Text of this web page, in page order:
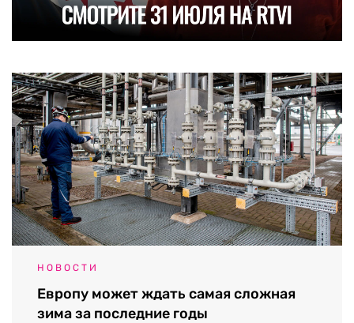
НОВОСТИ
Европу может ждать самая сложная
зима за последние годы